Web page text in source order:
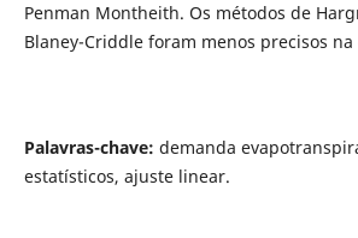
Penman Montheith. Os métodos de
Blaney-Criddle foram menos precisos na
Palavras-chave: demanda
estatísticos, ajuste linear.